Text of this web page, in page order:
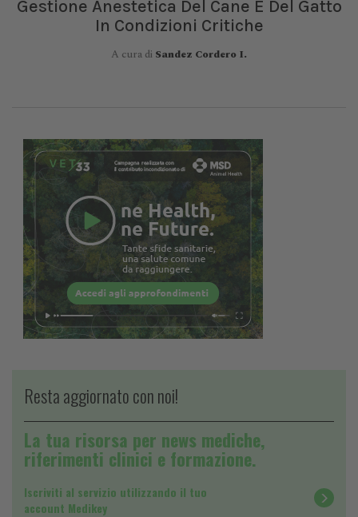
Gestione Anestetica Del Cane E Del Gatto
In Condizioni Critiche
A cura di Sandez Cordero I.
Resta aggiornato con noi!
La tua risorsa per news mediche,
riferimenti clinici e formazione.
Iscriviti al servizio utilizzando il tuo
account Medikey